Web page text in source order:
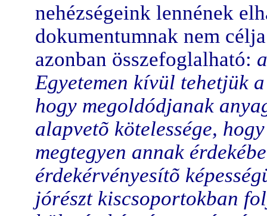
nehézségeink lennének
dokumentumnak nem
azonban összefoglalható:
Egyetemen kívül tehetjük
hogy megoldódjanak
alapvetõ kötelessége,
megtegyen annak
érdekérvényesítõ
jórészt kiscsoportokban